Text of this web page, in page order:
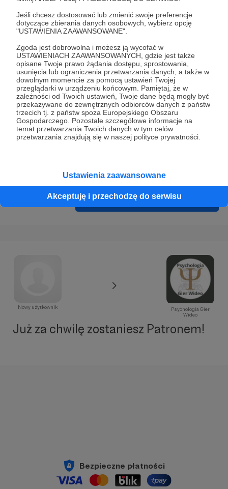
Jeśli chcesz dostosować lub zmienić swoje preferencje
dotyczące zbierania danych osobowych, wybierz opcję
"USTAWIENIA ZAAWANSOWANE".
Zgoda jest dobrowolna i możesz ją wycofać w
USTAWIENIACH ZAAWANSOWANYCH, gdzie jest także
opisane Twoje prawo żądania dostępu, sprostowania,
usunięcia lub ograniczenia przetwarzania danych, a także w
dowolnym momencie za pomocą ustawień Twojej
przeglądarki w urządzeniu końcowym. Pamiętaj, że w
zależności od Twoich ustawień, Twoje dane będą mogły być
przekazywane do zewnętrznych odbiorców danych z państw
trzecich tj. z państw spoza Europejskiego Obszaru
Gospodarczego. Pozostałe szczegółowe informacje na
temat przetwarzania Twoich danych w tym celów
przetwarzania znajdują się w naszej polityce prywatności.
Ustawienia zaawansowane
Akceptuję i przechodzę do serwisu
* Zapoznałem się i akceptujęRegulaminserwisu oraz
Prywatności.
* Wyrażam zgodę na przetwarzanie moich danych
osobowych podanych w formularzu rejestracyjnym w celu
prawidłowego świadczenia usług serwisu Patronite.
Wyrażam zgodę na otrzymywanie drogą elektroniczną
informacji handlowych - newslettera. Opcja ta może zostać
zmieniona w ustawieniach konta.
Cofnij Zarejestruj się i przejdź dalej
Nowy użytkownik
Psychologia Gier
Wideo
Już za chwilę zostaniesz Patronem!
Bezpieczne płatności